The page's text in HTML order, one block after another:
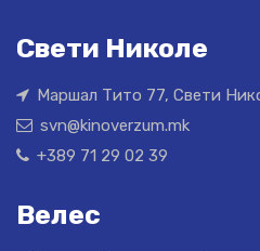
Свети Николе
Маршал Тито 77, Свети
svn@kinoverzum.mk
+389 71 29 02 39
Велес